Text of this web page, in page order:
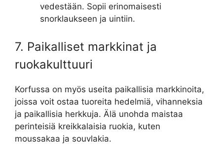
vedestään. Sopii erinomaisesti
snorklaukseen ja uintiin.
7. Paikalliset markkinat ja
ruokakulttuuri
Korfussa on myös useita paikallisia markkinoita,
joissa voit ostaa tuoreita hedelmiä, vihanneksia
ja paikallisia herkkuja. Älä unohda maistaa
perinteisiä kreikkalaisia ruokia, kuten
moussakaa ja souvlakia.